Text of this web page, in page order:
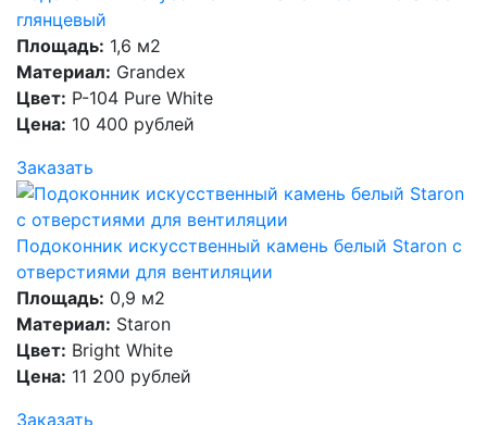
глянцевый
Площадь: 1,6 м2
Материал: Grandex
Цвет: P-104 Pure White
Цена: 10 400 рублей
Заказать
Подоконник искусственный камень белый Staron с
отверстиями для вентиляции
Площадь: 0,9 м2
Материал: Staron
Цвет: Bright White
Цена: 11 200 рублей
Заказать